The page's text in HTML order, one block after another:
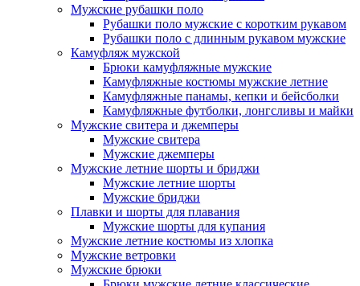
Мужские рубашки поло
Рубашки поло мужские с коротким рукавом
Рубашки поло с длинным рукавом мужские
Камуфляж мужской
Брюки камуфляжные мужские
Камуфляжные костюмы мужские летние
Камуфляжные панамы, кепки и бейсболки
Камуфляжные футболки, лонгсливы и майки
Мужские свитера и джемперы
Мужские свитера
Мужские джемперы
Мужские летние шорты и бриджи
Мужские летние шорты
Мужские бриджи
Плавки и шорты для плавания
Мужские шорты для купания
Мужские летние костюмы из хлопка
Мужские ветровки
Мужские брюки